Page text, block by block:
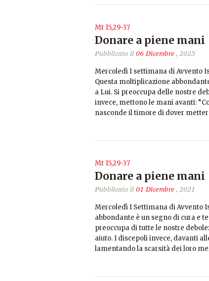
Mt 15,29-37
Donare a piene mani
Pubblicato il 06 Dicembre, 2023
Mercoledì I settimana di Avvento
Questa moltiplicazione
a Lui. Si preoccupa delle nostre
invece, mettono le mani avanti:
nasconde il timore di dover
Mt 15,29-37
Donare a piene mani
Pubblicato il 01 Dicembre, 2021
Mercoledì I Settimana di Avvento
abbondante è un segno di cura e
preoccupa di tutte le nostre
aiuto. I discepoli invece, davanti
lamentando la scarsità dei loro